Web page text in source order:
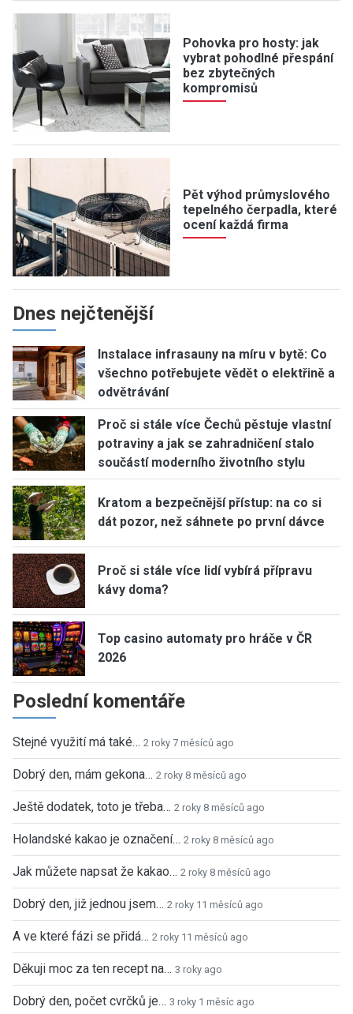
Pohovka pro hosty: jak
vybrat pohodlné přespání
bez zbytečných
kompromisů
Pět výhod průmyslového
tepelného čerpadla, které
ocení každá firma
Dnes nejčtenější
Instalace infrasauny na míru v bytě: Co
všechno potřebujete vědět o elektřině a
odvětrávání
Proč si stále více Čechů pěstuje vlastní
potraviny a jak se zahradničení stalo
součástí moderního životního stylu
Kratom a bezpečnější přístup: na co si
dát pozor, než sáhnete po první dávce
Proč si stále více lidí vybírá přípravu
kávy doma?
Top casino automaty pro hráče v ČR
2026
Poslední komentáře
Stejné využití má také… 2 roky 7 měsíců ago
Dobrý den, mám gekona… 2 roky 8 měsíců ago
Ještě dodatek, toto je třeba… 2 roky 8 měsíců ago
Holandské kakao je označení… 2 roky 8 měsíců ago
Jak můžete napsat že kakao… 2 roky 8 měsíců ago
Dobrý den, již jednou jsem… 2 roky 11 měsíců ago
A ve které fázi se přidá… 2 roky 11 měsíců ago
Děkuji moc za ten recept na… 3 roky ago
Dobrý den, počet cvrčků je… 3 roky 1 měsíc ago